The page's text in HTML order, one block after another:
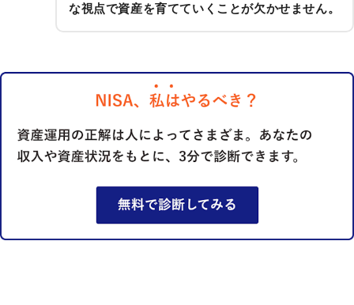
な視点で資産を育てていくことが欠かせません。